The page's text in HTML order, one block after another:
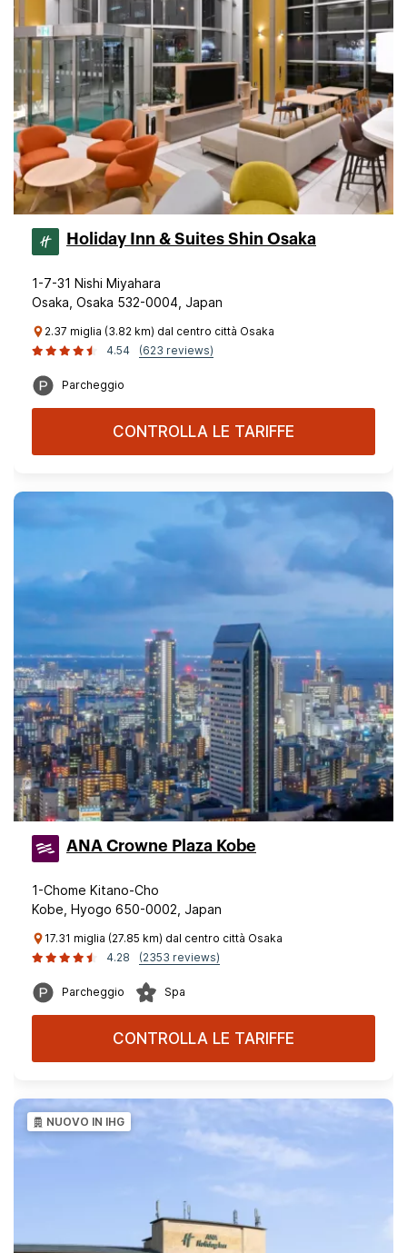
Holiday Inn & Suites Shin Osaka
1-7-31 Nishi Miyahara
Osaka, Osaka 532-0004, Japan
2.37 miglia (3.82 km) dal centro città Osaka
4.54
(623 reviews)
Parcheggio
CONTROLLA LE TARIFFE
ANA Crowne Plaza Kobe
1-Chome Kitano-Cho
Kobe, Hyogo 650-0002, Japan
17.31 miglia (27.85 km) dal centro città Osaka
4.28
(2353 reviews)
Parcheggio Spa
CONTROLLA LE TARIFFE
NUOVO IN IHG